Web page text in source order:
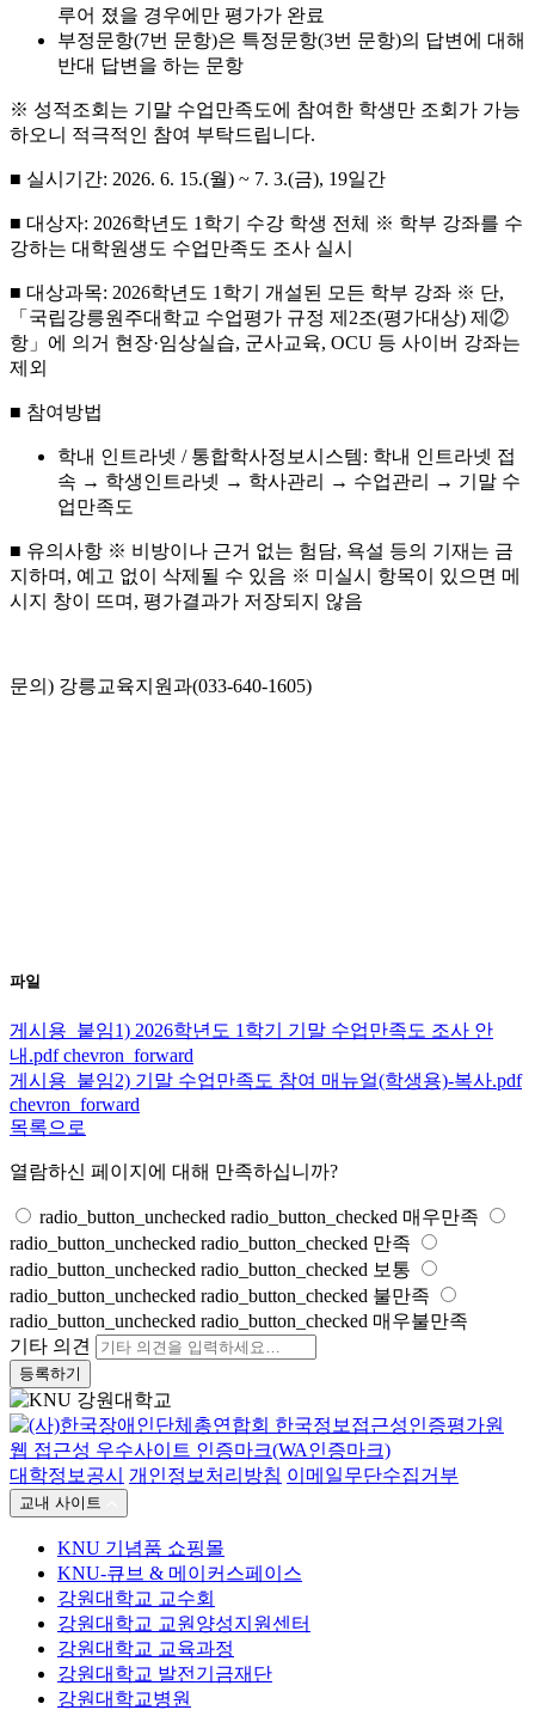
루어 졌을 경우에만 평가가 완료
부정문항(7번 문항)은 특정문항(3번 문항)의 답변에 대해
반대 답변을 하는 문항
※ 성적조회는 기말 수업만족도에 참여한 학생만 조회가 가능
하오니 적극적인 참여 부탁드립니다.
■ 실시기간: 2026. 6. 15.(월) ~ 7. 3.(금), 19일간
■ 대상자: 2026학년도 1학기 수강 학생 전체 ※ 학부 강좌를 수
강하는 대학원생도 수업만족도 조사 실시
■ 대상과목: 2026학년도 1학기 개설된 모든 학부 강좌 ※ 단,
「국립강릉원주대학교 수업평가 규정 제2조(평가대상) 제②
항」에 의거 현장·임상실습, 군사교육, OCU 등 사이버 강좌는
제외
■ 참여방법
학내 인트라넷 / 통합학사정보시스템: 학내 인트라넷 접
속 → 학생인트라넷 → 학사관리 → 수업관리 → 기말 수
업만족도
■ 유의사항 ※ 비방이나 근거 없는 험담, 욕설 등의 기재는 금
지하며, 예고 없이 삭제될 수 있음 ※ 미실시 항목이 있으면 메
시지 창이 뜨며, 평가결과가 저장되지 않음
문의) 강릉교육지원과(033-640-1605)
파일
게시용_붙임1) 2026학년도 1학기 기말 수업만족도 조사 안
내.pdf chevron_forward
게시용_붙임2) 기말 수업만족도 참여 매뉴얼(학생용)-복사.pdf
chevron_forward
목록으로
열람하신 페이지에 대해 만족하십니까?
radio_button_unchecked radio_button_checked 매우만족
radio_button_unchecked radio_button_checked 만족
radio_button_unchecked radio_button_checked 보통
radio_button_unchecked radio_button_checked 불만족
radio_button_unchecked radio_button_checked 매우불만족
기타 의견
등록하기
대학정보공시 개인정보처리방침 이메일무단수집거부
교내 사이트
KNU 기념품 쇼핑몰
KNU-큐브 & 메이커스페이스
강원대학교 교수회
강원대학교 교원양성지원센터
강원대학교 교육과정
강원대학교 발전기금재단
강원대학교병원